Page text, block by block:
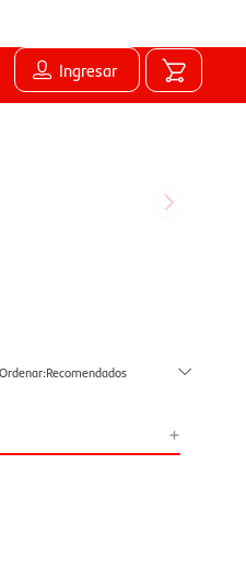
Ingresar
Recomendados
+